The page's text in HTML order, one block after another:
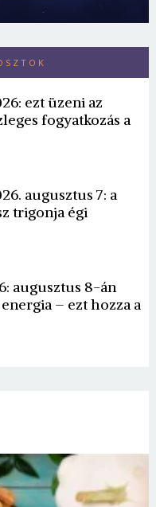
ezt üzeni az
fogyatkozás a
augusztus 7: a
trigonja égi
augusztus 8-án
– ezt hozza a